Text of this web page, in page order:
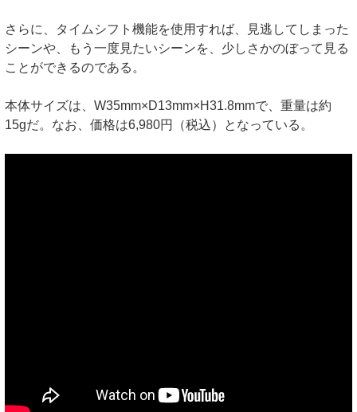
さらに、タイムシフト機能を使用すれば、見逃してしまった
シーンや、もう一度見たいシーンを、少しさかのぼって見る
ことができるのである。
本体サイズは、W35mm×D13mm×H31.8mmで、重量は約
15gだ。なお、価格は6,980円（税込）となっている。